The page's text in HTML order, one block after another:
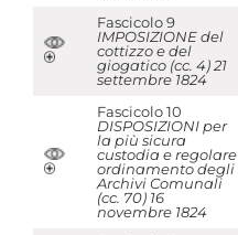
Fascicolo 9
IMPOSIZIONE del
cottizzo e del
giogatico (cc. 4) 21
settembre 1824
Fascicolo 10
DISPOSIZIONI per
la più sicura
custodia e regolare
ordinamento degli
Archivi Comunali
(cc. 70) 16
novembre 1824